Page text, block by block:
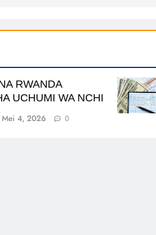
RWANDA
UCHUMI WA NCHI
Mei 4, 2026 0